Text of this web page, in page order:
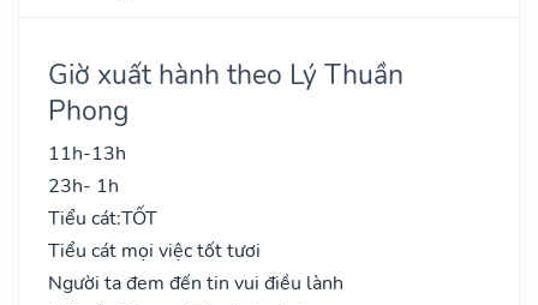
Giờ xuất hành theo Lý Thuần
Phong
11h-13h
23h- 1h
Tiểu cát:TỐT
Tiểu cát mọi việc tốt tươi
Người ta đem đến tin vui điều lành